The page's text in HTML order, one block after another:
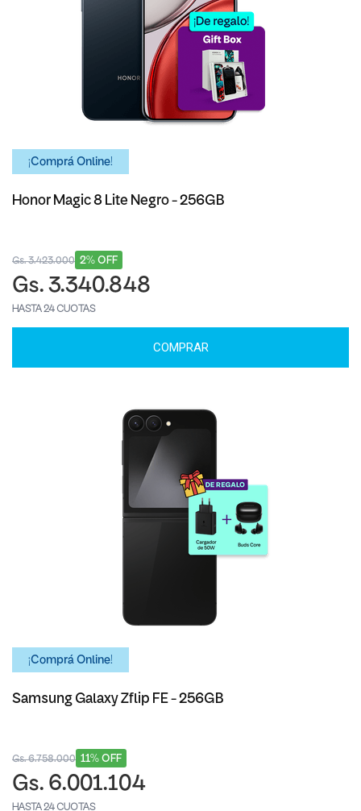
¡Comprá Online!
Honor Magic 8 Lite Negro - 256GB
2% OFF
Gs. 3.423.000
Gs. 3.340.848
HASTA 24 CUOTAS
COMPRAR
¡Comprá Online!
Samsung Galaxy Zflip FE - 256GB
11% OFF
Gs. 6.758.000
Gs. 6.001.104
HASTA 24 CUOTAS